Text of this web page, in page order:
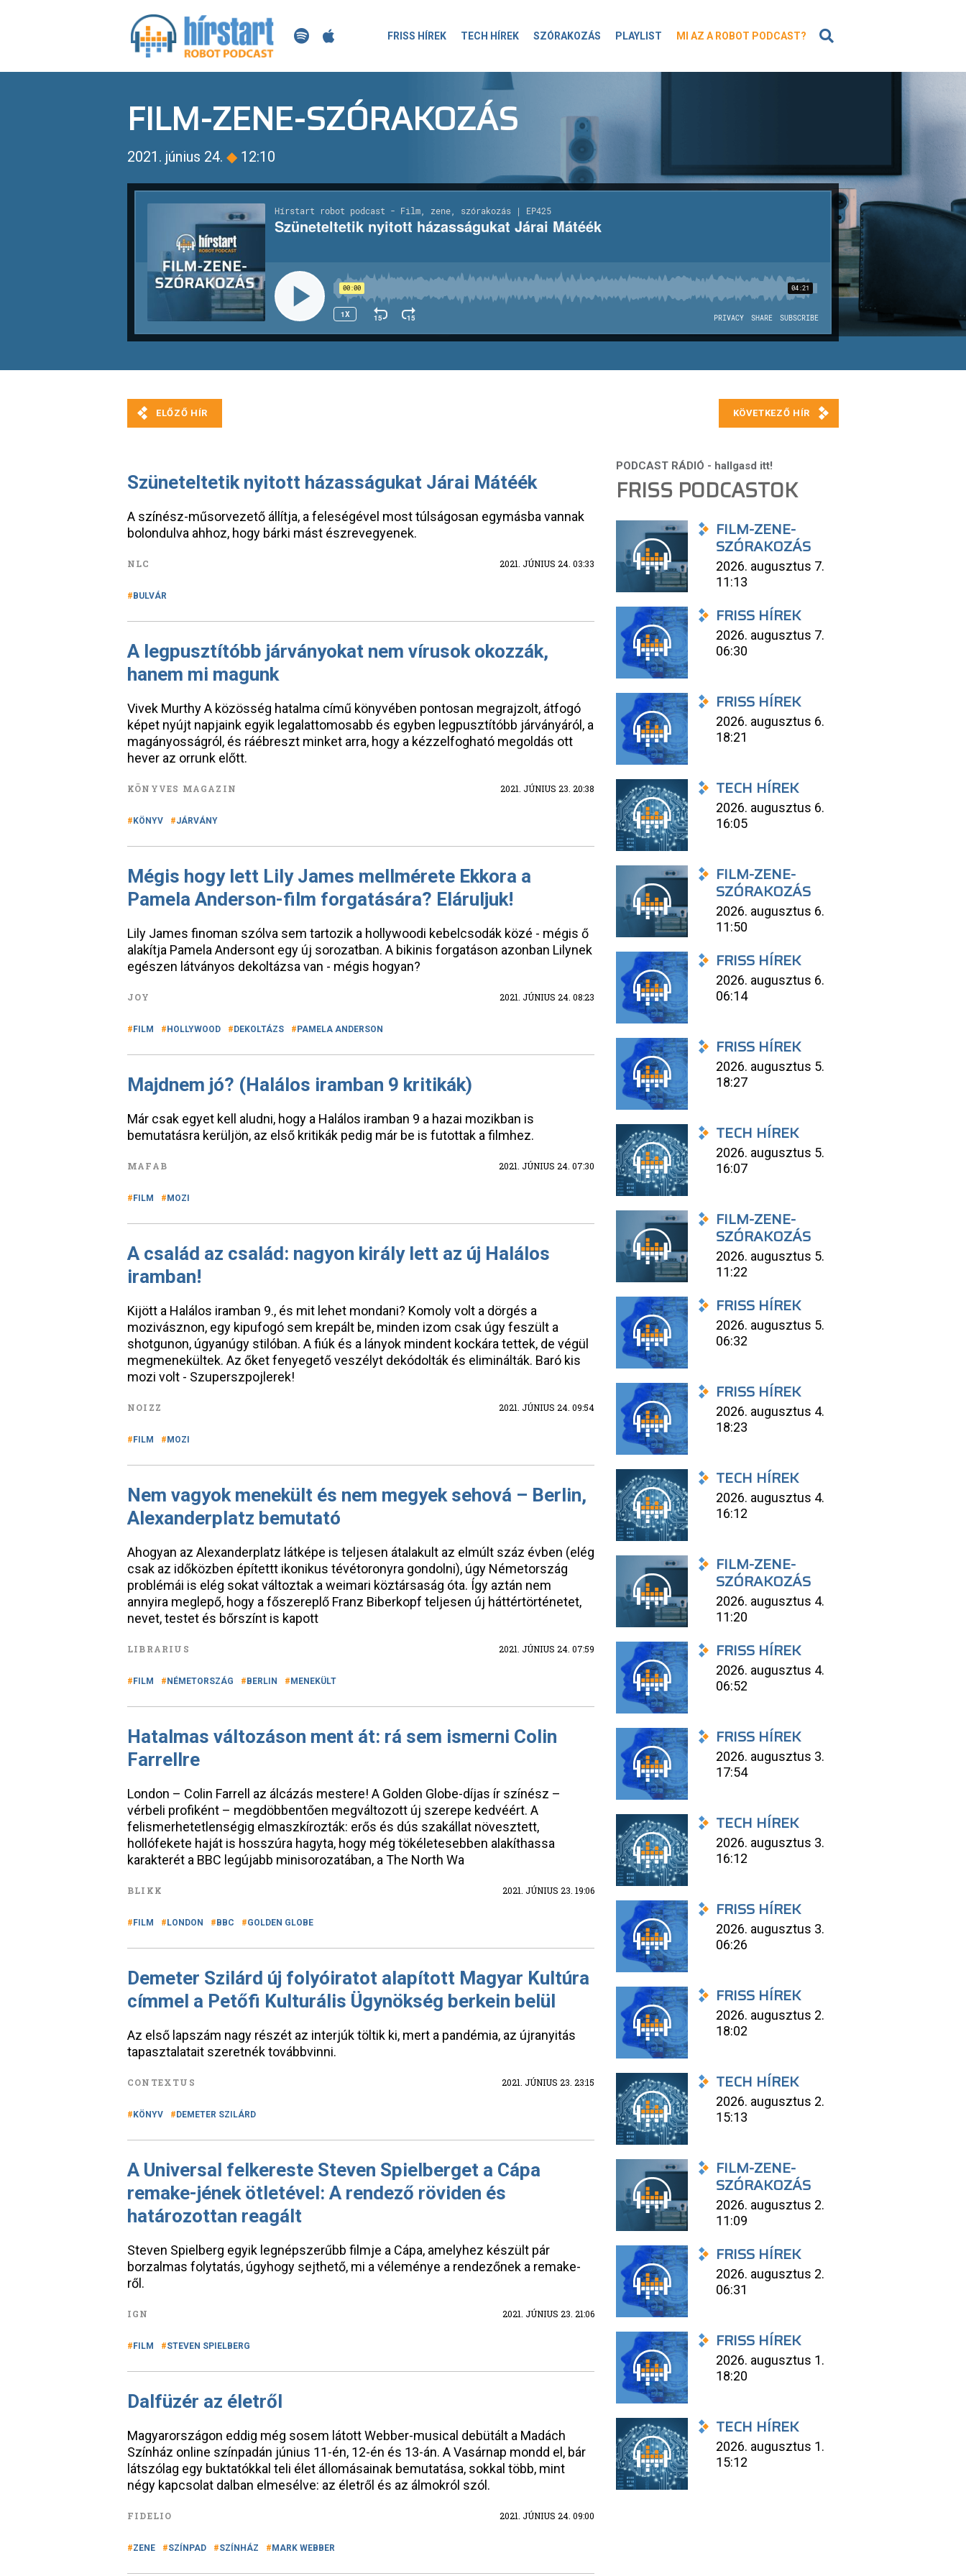
FRISS HÍREK TECH HÍREK SZÓRAKOZÁS PLAYLIST MI AZ A ROBOT PODCAST?
FILM-ZENE-SZÓRAKOZÁS
2021. június 24. ◆ 12:10
Szüneteltetik nyitott házasságukat Járai Mátéék
A színész-műsorvezető állítja, a feleségével most túlságosan egymásba vannak
bolondulva ahhoz, hogy bárki mást észrevegyenek.
NLC 2021. JÚNIUS 24. 03:33
BULVÁR
A legpusztítóbb járványokat nem vírusok okozzák,
hanem mi magunk
Vivek Murthy A közösség hatalma című könyvében pontosan megrajzolt, átfogó
képet nyújt napjaink egyik legalattomosabb és egyben legpusztítóbb járványáról, a
magányosságról, és ráébreszt minket arra, hogy a kézzelfogható megoldás ott
hever az orrunk előtt.
KÖNYVES MAGAZIN 2021. JÚNIUS 23. 20:38
KÖNYV JÁRVÁNY
Mégis hogy lett Lily James mellmérete Ekkora a
Pamela Anderson-film forgatására? Eláruljuk!
Lily James finoman szólva sem tartozik a hollywoodi kebelcsodák közé - mégis ő
alakítja Pamela Andersont egy új sorozatban. A bikinis forgatáson azonban Lilynek
egészen látványos dekoltázsa van - mégis hogyan?
JOY 2021. JÚNIUS 24. 08:23
FILM HOLLYWOOD DEKOLTÁZS PAMELA ANDERSON
Majdnem jó? (Halálos iramban 9 kritikák)
Már csak egyet kell aludni, hogy a Halálos iramban 9 a hazai mozikban is
bemutatásra kerüljön, az első kritikák pedig már be is futottak a filmhez.
MAFAB 2021. JÚNIUS 24. 07:30
FILM MOZI
A család az család: nagyon király lett az új Halálos
iramban!
Kijött a Halálos iramban 9., és mit lehet mondani? Komoly volt a dörgés a
mozivásznon, egy kipufogó sem krepált be, minden izom csak úgy feszült a
shotgunon, úgyanúgy stilóban. A fiúk és a lányok mindent kockára tettek, de végül
megmenekültek. Az őket fenyegető veszélyt dekódolták és eliminálták. Baró kis
mozi volt - Szuperszpojlerek!
NOIZZ 2021. JÚNIUS 24. 09:54
FILM MOZI
Nem vagyok menekült és nem megyek sehová – Berlin,
Alexanderplatz bemutató
Ahogyan az Alexanderplatz látképe is teljesen átalakult az elmúlt száz évben (elég
csak az időközben építettt ikonikus tévétoronyra gondolni), úgy Németország
problémái is elég sokat változtak a weimari köztársaság óta. Így aztán nem
annyira meglepő, hogy a főszereplő Franz Biberkopf teljesen új háttértörténetet,
nevet, testet és bőrszínt is kapott
LIBRARIUS 2021. JÚNIUS 24. 07:59
FILM NÉMETORSZÁG BERLIN MENEKÜLT
Hatalmas változáson ment át: rá sem ismerni Colin
Farrellre
London – Colin Farrell az álcázás mestere! A Golden Globe-díjas ír színész –
vérbeli profiként – megdöbbentően megváltozott új szerepe kedvéért. A
felismerhetetlenségig elmaszkírozták: erős és dús szakállat növesztett,
hollófekete haját is hosszúra hagyta, hogy még tökéletesebben alakíthassa
karakterét a BBC legújabb minisorozatában, a The North Wa
BLIKK 2021. JÚNIUS 23. 19:06
FILM LONDON BBC GOLDEN GLOBE
Demeter Szilárd új folyóiratot alapított Magyar Kultúra
címmel a Petőfi Kulturális Ügynökség berkein belül
Az első lapszám nagy részét az interjúk töltik ki, mert a pandémia, az újranyitás
tapasztalatait szeretnék továbbvinni.
CONTEXTUS 2021. JÚNIUS 23. 23:15
KÖNYV DEMETER SZILÁRD
A Universal felkereste Steven Spielberget a Cápa
remake-jének ötletével: A rendező röviden és
határozottan reagált
Steven Spielberg egyik legnépszerűbb filmje a Cápa, amelyhez készült pár
borzalmas folytatás, úgyhogy sejthető, mi a véleménye a rendezőnek a remake-
ről.
IGN 2021. JÚNIUS 23. 21:06
FILM STEVEN SPIELBERG
Dalfüzér az életről
Magyarországon eddig még sosem látott Webber-musical debütált a Madách
Színház online színpadán június 11-én, 12-én és 13-án. A Vasárnap mondd el, bár
látszólag egy buktatókkal teli élet állomásainak bemutatása, sokkal több, mint
négy kapcsolat dalban elmesélve: az életről és az álmokról szól.
FIDELIO 2021. JÚNIUS 24. 09:00
ZENE SZÍNPAD SZÍNHÁZ MARK WEBBER
FRISS PODCASTOK
FILM-ZENE-
SZÓRAKOZÁS
2026. augusztus 7.
11:13
FRISS HÍREK
2026. augusztus 7.
06:30
FRISS HÍREK
2026. augusztus 6.
18:21
TECH HÍREK
2026. augusztus 6.
16:05
FILM-ZENE-
SZÓRAKOZÁS
2026. augusztus 6.
11:50
FRISS HÍREK
2026. augusztus 6.
06:14
FRISS HÍREK
2026. augusztus 5.
18:27
TECH HÍREK
2026. augusztus 5.
16:07
FILM-ZENE-
SZÓRAKOZÁS
2026. augusztus 5.
11:22
FRISS HÍREK
2026. augusztus 5.
06:32
FRISS HÍREK
2026. augusztus 4.
18:23
TECH HÍREK
2026. augusztus 4.
16:12
FILM-ZENE-
SZÓRAKOZÁS
2026. augusztus 4.
11:20
FRISS HÍREK
2026. augusztus 4.
06:52
FRISS HÍREK
2026. augusztus 3.
17:54
TECH HÍREK
2026. augusztus 3.
16:12
FRISS HÍREK
2026. augusztus 3.
06:26
FRISS HÍREK
2026. augusztus 2.
18:02
TECH HÍREK
2026. augusztus 2.
15:13
FILM-ZENE-
SZÓRAKOZÁS
2026. augusztus 2.
11:09
FRISS HÍREK
2026. augusztus 2.
06:31
FRISS HÍREK
2026. augusztus 1.
18:20
TECH HÍREK
2026. augusztus 1.
15:12